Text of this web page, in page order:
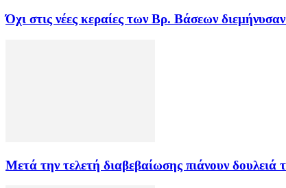
Όχι στις νέες κεραίες των Βρ. Βάσεων
Μετά την τελετή διαβεβαίωσης πιάνουν δουλειά